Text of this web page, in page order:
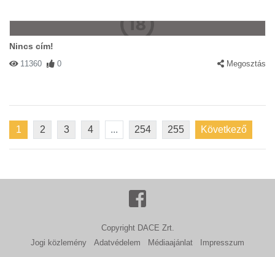
Nincs cím!
11360 0 Megosztás
1 2 3 4 ... 254 255 Következő
Copyright DACE Zrt.
Jogi közlemény
Adatvédelem Médiaajánlat Impresszum